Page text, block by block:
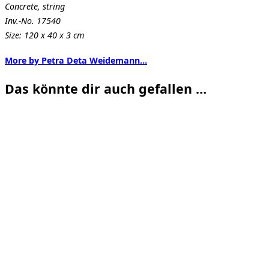
Concrete, string
Inv.-No. 17540
Size: 120 x 40 x 3 cm
More by Petra Deta Weidemann…
Das könnte dir auch gefallen …